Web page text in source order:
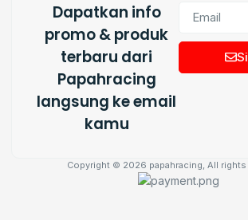
Dapatkan info
promo & produk
terbaru dari
Papahracing
langsung ke email
kamu
Copyright © 2026 papahracing, All rights